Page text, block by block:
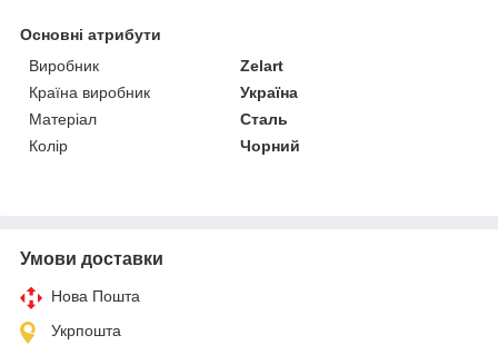
Основні атрибути
Виробник
Zelart
Країна виробник
Україна
Матеріал
Сталь
Колір
Чорний
Умови доставки
Нова Пошта
Укрпошта